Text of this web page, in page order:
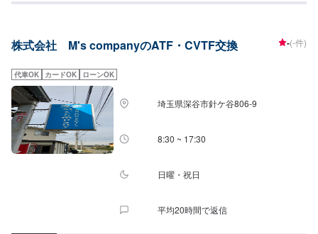
安く済ませたい…★時間があまり取れない…★車が動かなくなってしまっ
車-----納期について-----納期は通常1日～2日程度で納車となります。(要相談)
--無料の代車をご用意しています。お車の作業中は代車をご利用ください。※
代車の燃料代はお客様にご負担いただいております。-----ご来店時の注意、受
付方法-----入庫の際はお気をつけてお越しください。駐車スペースは事務所前
の空いているスペースに駐車してください。受付はスタッフへ「メンテモで
予約しました」とお伝えください。ご案内いたします。【定休日・営業時
間】定休日：月曜日営業時間：9:00~19:00※日曜日のみ9:00~18:00
株式会社 M's companyのATF・CVTF交換 -(-件)
代車OK カードOK ローンOK
埼玉県深谷市針ケ谷806‐9
8:30 ~ 17:30
日曜・祝日
平均20時間で返信